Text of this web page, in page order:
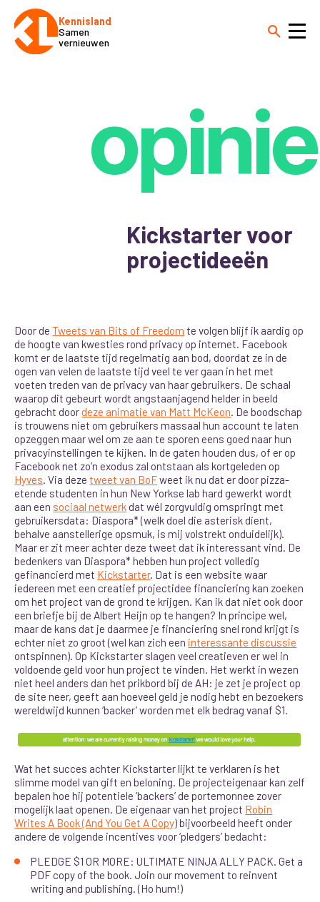
Kennisland
Samen
vernieuwen
opinie
Kickstarter voor
projectideeën
Door deTweets van Bits of Freedom te volgen blijf ik aardig op
de hoogte van kwesties rond privacy op internet. Facebook
komt er de laatste tijd regelmatig aan bod, doordat ze in de
ogen van velen de laatste tijd veel te ver gaan in het met
voeten treden van de privacy van haar gebruikers. De schaal
waarop dit gebeurt wordt angstaanjagend helder in beeld
gebracht doordeze animatie van Matt McKeon. De boodschap
is trouwens niet om gebruikers massaal hun account te laten
opzeggen maar wel om ze aan te sporen eens goed naar hun
privacyinstellingen te kijken. In de gaten houden dus, of er op
Facebook net zo’n exodus zal ontstaan als kortgeleden op
Hyves. Via dezetweet van BoFweet ik nu dat er door pizza-
etende studenten in hun New Yorkse lab hard gewerkt wordt
aan een sociaal netwerk dat wél zorgvuldig omspringt met
gebruikersdata: Diaspora* (welk doel die asterisk dient,
behalve aanstellerige opsmuk, is mij volstrekt onduidelijk).
Maar er zit meer achter deze tweet dat ik interessant vind. De
bedenkers van Diaspora* hebben hun project volledig
gefinancierd met Kickstarter. Dat is een website waar
iedereen met een creatief projectidee financiering kan zoeken
om het project van de grond te krijgen. Kan ik dat niet ook door
een briefje bij de Albert Heijn op te hangen? In principe wel,
maar de kans dat je daarmee je financiering snel rond krijgt is
echter niet zo groot (wel kan zich een interessante discussie
ontspinnen). Op Kickstarter slagen veel creatieven er wel in
voldoende geld voor hun project te vinden. Het werkt in wezen
niet heel anders dan het prikbord bij de AH: je zet je project op
de site neer, geeft aan hoeveel geld je nodig hebt en bezoekers
wereldwijd kunnen ‘backer’ worden met elk bedrag vanaf $1.
Wat het succes achter Kickstarter lijkt te verklaren is het
slimme model van gift en beloning. De projecteigenaar kan zelf
bepalen hoe hij potentiele ‘backers’ de portemonnee zover
mogelijk laat openen. De eigenaar van het project Robin
Writes A Book (And You Get A Copy) bijvoorbeeld heeft onder
andere de volgende incentives voor ‘pledgers’ bedacht:
PLEDGE $1 OR MORE: ULTIMATE NINJA ALLY PACK. Get a
PDF copy of the book. Join our movement to reinvent
writing and publishing. (Ho hum!)